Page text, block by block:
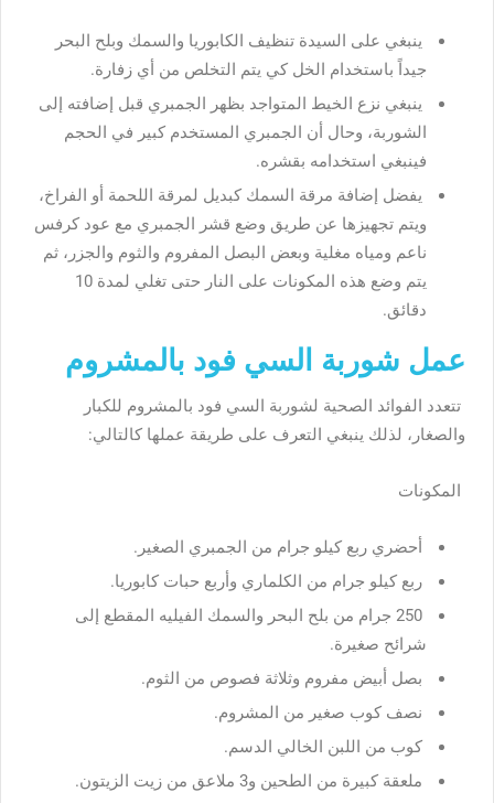
ينبغي على السيدة تنظيف الكابوريا والسمك وبلح البحر
جيداً باستخدام الخل كي يتم التخلص من أي زفارة.
ينبغي نزع الخيط المتواجد بظهر الجمبري قبل إضافته إلى
الشوربة، وحال أن الجمبري المستخدم كبير في الحجم
فينبغي استخدامه بقشره.
يفضل إضافة مرقة السمك كبديل لمرقة اللحمة أو الفراخ،
ويتم تجهيزها عن طريق وضع قشر الجمبري مع عود كرفس
ناعم ومياه مغلية وبعض البصل المفروم والثوم والجزر، ثم
يتم وضع هذه المكونات على النار حتى تغلي لمدة 10
دقائق.
عمل شوربة السي فود بالمشروم
تتعدد الفوائد الصحية لشوربة السي فود بالمشروم للكبار
والصغار، لذلك ينبغي التعرف على طريقة عملها كالتالي:
المكونات
أحضري ربع كيلو جرام من الجمبري الصغير.
ربع كيلو جرام من الكلماري وأربع حبات كابوريا.
250 جرام من بلح البحر والسمك الفيليه المقطع إلى
شرائح صغيرة.
بصل أبيض مفروم وثلاثة فصوص من الثوم.
نصف كوب صغير من المشروم.
كوب من اللبن الخالي الدسم.
ملعقة كبيرة من الطحين و3 ملاعق من زيت الزيتون.